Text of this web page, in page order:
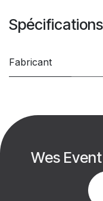
Spécifications
Fabricant
Wes